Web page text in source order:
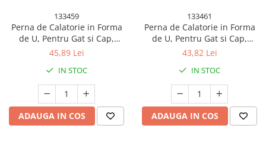
133459
Perna de Calatorie in Forma
de U, Pentru Gat si Cap,
Umplutura din Spuma cu
Husky, Accesoriu de Voiaj,
Birou, Masina, Sistem
Prindere Capse, Gri
45,89 Lei
IN STOC
ADAUGA IN COS
133461
Perna de Calatorie in Forma
de U, Pentru Gat si Cap,
Umplutura din Spuma cu
Purcelus, Accesoriu de Voiaj,
Birou, Masina, Sistem
Prindere Capse, Alb-Roz
43,82 Lei
IN STOC
ADAUGA IN COS